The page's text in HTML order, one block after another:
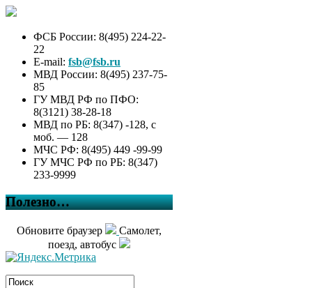
ФСБ России: 8(495) 224-22-
22
E-mail: fsb@fsb.ru
МВД России: 8(495) 237-75-
85
ГУ МВД РФ по ПФО:
8(3121) 38-28-18
МВД по РБ: 8(347) -128, с
моб. — 128
МЧС РФ: 8(495) 449 -99-99
ГУ МЧС РФ по РБ: 8(347)
233-9999
Полезно…
Обновите браузер
Самолет,
поезд, автобус